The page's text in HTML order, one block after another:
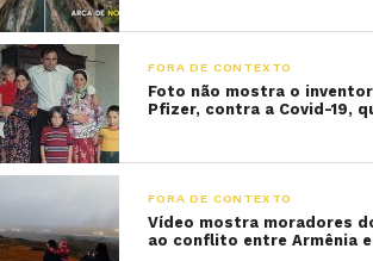
FORA DE CONTEXTO
Foto não mostra o
Pfizer, contra a Covid-19,
FORA DE CONTEXTO
Vídeo mostra moradores
ao conflito entre Armênia